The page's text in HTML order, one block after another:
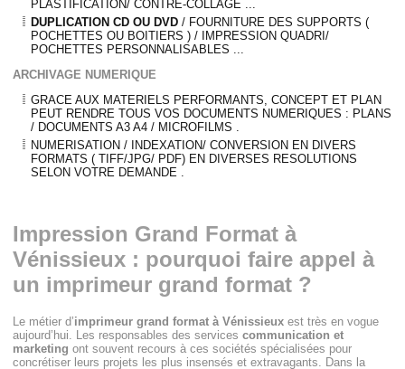
PLASTIFICATION/ CONTRE-COLLAGE ...
DUPLICATION CD OU DVD / FOURNITURE DES SUPPORTS (
POCHETTES OU BOITIERS ) / IMPRESSION QUADRI/
POCHETTES PERSONNALISABLES ...
ARCHIVAGE NUMERIQUE
GRACE AUX MATERIELS PERFORMANTS, CONCEPT ET PLAN
PEUT RENDRE TOUS VOS DOCUMENTS NUMERIQUES : PLANS
/ DOCUMENTS A3 A4 / MICROFILMS .
NUMERISATION / INDEXATION/ CONVERSION EN DIVERS
FORMATS ( TIFF/JPG/ PDF) EN DIVERSES RESOLUTIONS
SELON VOTRE DEMANDE .
Impression Grand Format à
Vénissieux : pourquoi faire appel à
un imprimeur grand format ?
Le métier d’imprimeur grand format à Vénissieux est très en vogue
aujourd’hui. Les responsables des servicescommunication et
marketing ont souvent recours à ces sociétés spécialisées pour
concrétiser leurs projets les plus insensés et extravagants. Dans la